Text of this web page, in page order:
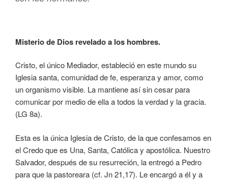
Misterio de Dios revelado a los hombres.
Cristo, el único Mediador, estableció en este mundo su
Iglesia santa, comunidad de fe, esperanza y amor, como
un organismo visible. La mantiene así sin cesar para
comunicar por medio de ella a todos la verdad y la gracia.
(LG 8a).
Esta es la única Iglesia de Cristo, de la que confesamos en
el Credo que es Una, Santa, Católica y apostólica. Nuestro
Salvador, después de su resurreción, la entregó a Pedro
para que la pastoreara (cf. Jn 21,17). Le encargó a él y a